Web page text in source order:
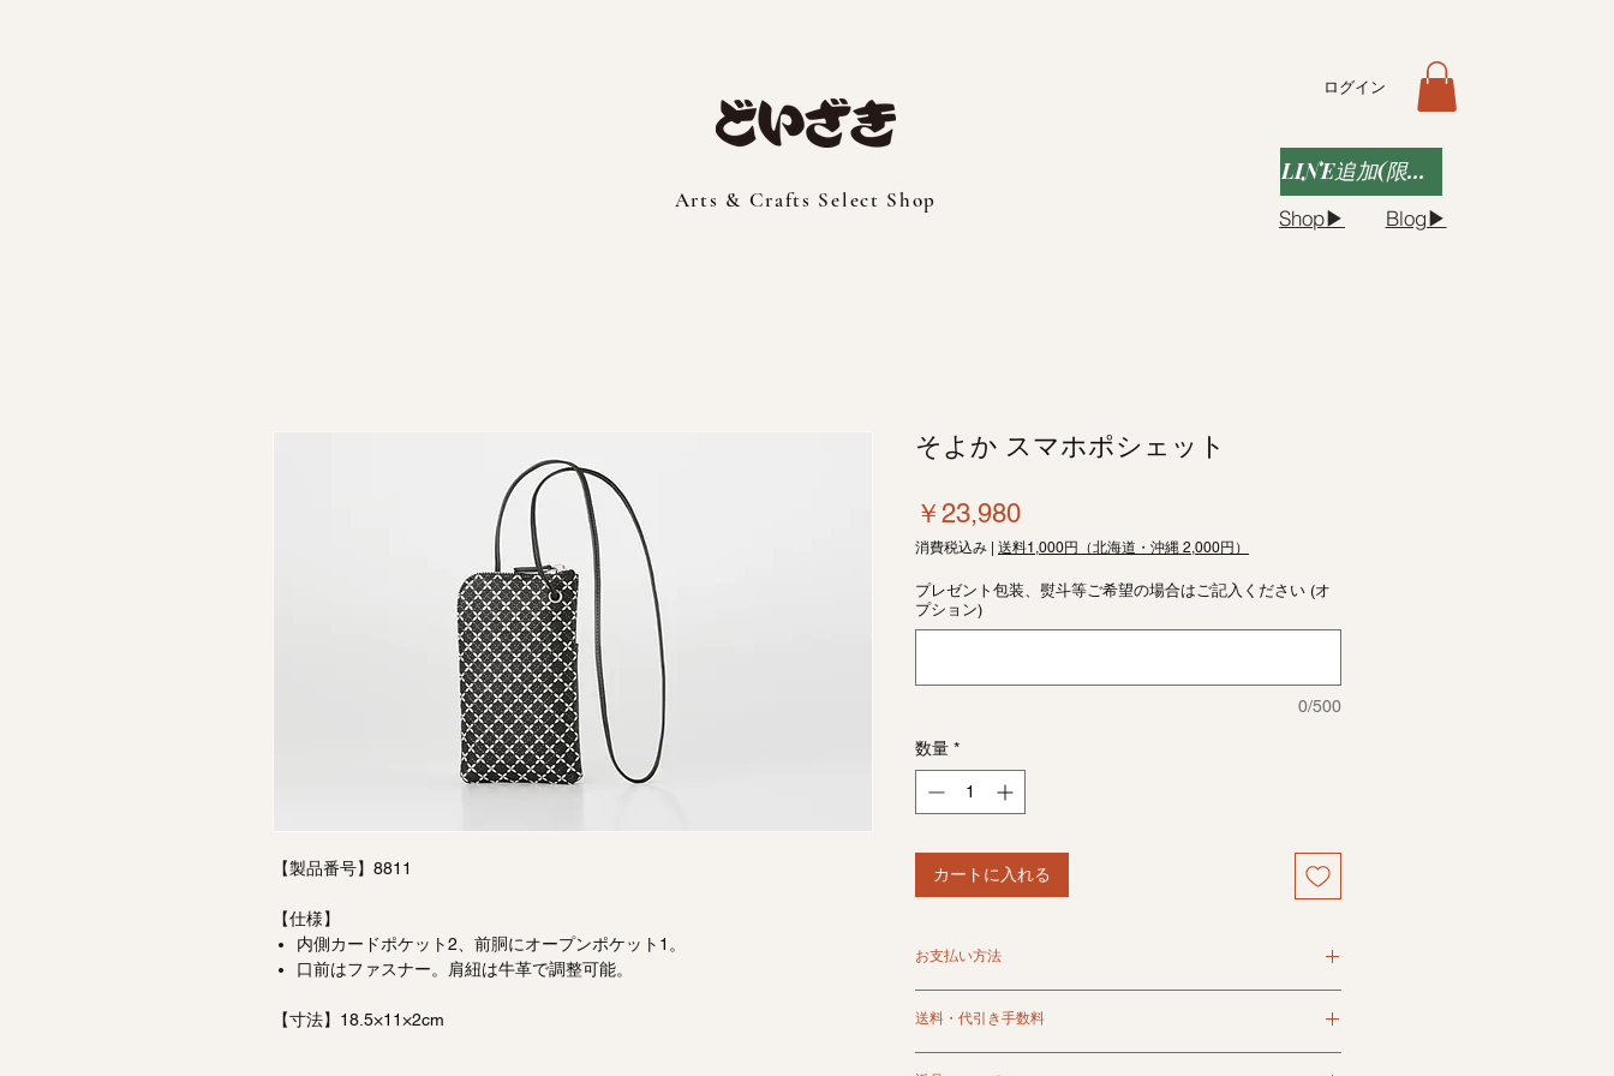
Arts & Crafts Select Shop
ログイン
Shop▶︎ Blog▶︎
LINE追加(限定クーポンなど)
【製品番号】8811
【仕様】
内側カードポケット2、前胴にオープンポケット1。
口前はファスナー。肩紐は牛革で調整可能。
【寸法】18.5×11×2cm
そよか スマホポシェット
￥23,980価
格
消費税込み | 送料1,000円（北海道・沖縄 2,000円）
プレゼント包装、熨斗等ご希望の場合はご記入ください (オ
プション)
0/500
数量 *
カートに入れる
お支払い方法
ます。
代金引換は別途手数料がかかります。
送料・代引き手数料